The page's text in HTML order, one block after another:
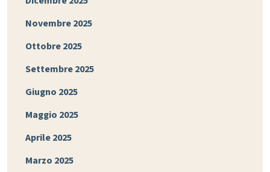
Novembre 2025
Ottobre 2025
Settembre 2025
Giugno 2025
Maggio 2025
Aprile 2025
Marzo 2025